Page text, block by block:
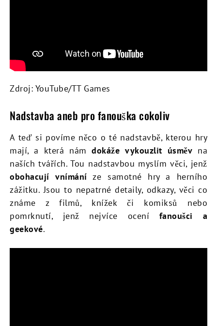
Zdroj: YouTube/TT Games
Nadstavba aneb pro fanouška cokoliv
A teď si povíme něco o té nadstavbě, kterou hry
mají, a která námdokáže vykouzlit úsměv na
naších tvářích. Tou nadstavbou myslím věci, jenž
obohacují vnímání ze samotné hry a herního
zážitku. Jsou to nepatrné detaily, odkazy, věci co
známe z filmů, knížek či komiksů nebo
pomrknutí, jenž nejvíce ocení fanoušci a
geekové.